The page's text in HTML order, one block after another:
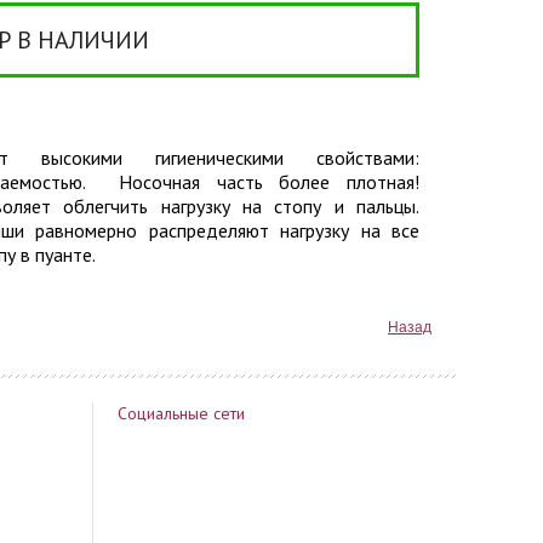
В НАЛИЧИИ
высокими гигиеническими свойствами:
Носочная часть более плотная!
облегчить нагрузку на стопу и пальцы.
равномерно распределяют нагрузку на все
в пуанте.
Назад
Социальные сети